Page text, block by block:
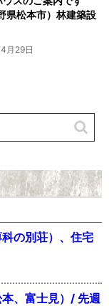
県松本市）林建築設
月29日
の別荘）、住宅
、富士見）/ 先週